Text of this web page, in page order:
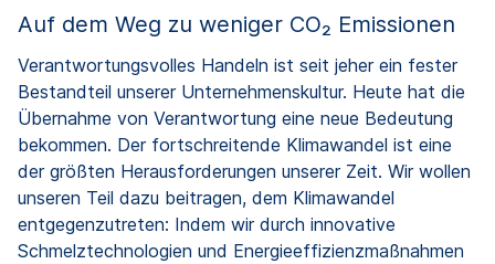
Auf dem Weg zu weniger CO₂ Emissionen
Verantwortungsvolles Handeln ist seit jeher ein fester
Bestandteil unserer Unternehmenskultur. Heute hat die
Übernahme von Verantwortung eine neue Bedeutung
bekommen. Der fortschreitende Klimawandel ist eine
der größten Herausforderungen unserer Zeit. Wir wollen
unseren Teil dazu beitragen, dem Klimawandel
entgegenzutreten: Indem wir durch innovative
Schmelztechnologien und Energieeffizienzmaßnahmen